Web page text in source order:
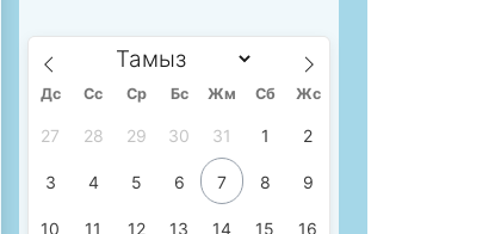
Дс Сc Ср Бс Жм Сб Жс
27 28 29 30 31 1 2
3 4 5 6 7 8 9
10 11 12 13 14 15 16